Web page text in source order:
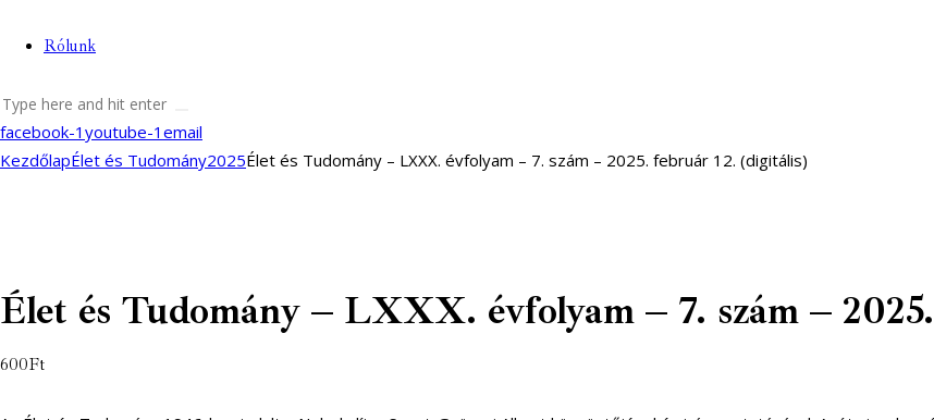
Rólunk
facebook-1 youtube-1 email
KezdőlapÉlet és Tudomány2025Élet és Tudomány – LXXX. évfolyam – 7. szám – 2025. február 12. (digitális)
Élet és Tudomány – LXXX. évfolyam – 7. szám –
600Ft